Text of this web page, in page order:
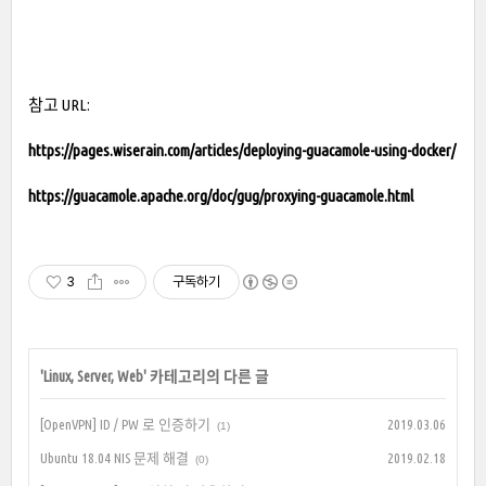
참고 URL:
https://pages.wiserain.com/articles/deploying-guacamole-using-docker/
https://guacamole.apache.org/doc/gug/proxying-guacamole.html
3 구독하기
'Linux, Server, Web' 카테고리의 다른 글
[OpenVPN] ID / PW 로 인증하기 (1) 2019.03.06
Ubuntu 18.04 NIS 문제 해결 (0) 2019.02.18